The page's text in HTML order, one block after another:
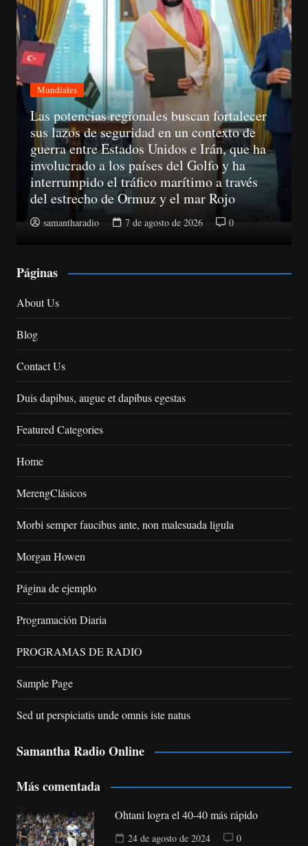
Mundiales
A partir del 11 de agosto, las empresas ya
no podrán llamar a un consumidor sin haber
obtenido su consentimiento previo
samantharadio 7 de agosto de 2026
Páginas
About Us
Blog
Contact Us
Duis dapibus, augue et dapibus egestas
Featured Categories
Home
MerengClásicos
Morbi semper faucibus ante, non malesuada ligula
Morgan Howen
Página de ejemplo
Programación Diaria
PROGRAMAS DE RADIO
Sample Page
Sed ut perspiciatis unde omnis iste natus
Samantha Radio Online
Más comentada
Ohtani logra el 40-40 más rápido
24 de agosto de 2024 0